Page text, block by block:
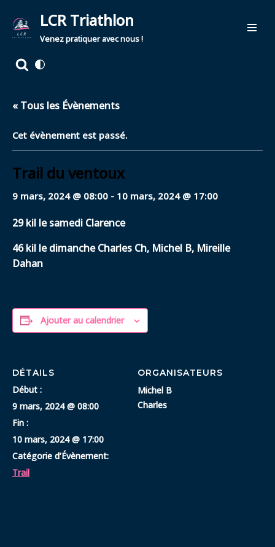
Aller
contenu
LCR Triathlon
Venez pratiquer avec nous !
« Tous les Évènements
Cet évènement est passé.
Trail du ventoux
9 mars, 2024 @ 08:00 - 10 mars, 2024 @ 17:00
29 kil le samedi Clarence
46 kil le dimanche Charles Ch, Michel B, Mireille
Dahan
Ajouter au calendrier
DÉTAILS
Début :
9 mars, 2024 @ 08:00
Fin :
10 mars, 2024 @ 17:00
Catégorie d’Évènement:
Trail
ORGANISATEURS
Michel B
Charles